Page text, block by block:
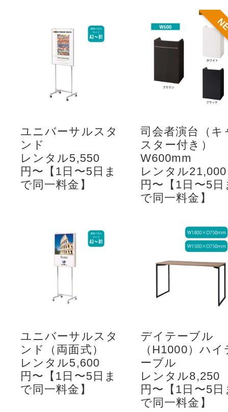
ユニバーサルスタ
ンド
レンタル5,550
円〜【1日〜5日ま
で同一料金】
司会者演台（キ
スター付き）
W600mm
レンタル21,000
円〜【1日〜5日
で同一料金】
ユニバーサルスタ
ンド（両面式）
レンタル5,600
円〜【1日〜5日ま
で同一料金】
デイテーブル
（H1000）ハイ
ーブル
レンタル8,250
円〜【1日〜5日
で同一料金】